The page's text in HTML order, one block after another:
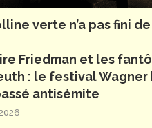
verte n’a pas fini
Friedman et les
: le festival Wagner
antisémite